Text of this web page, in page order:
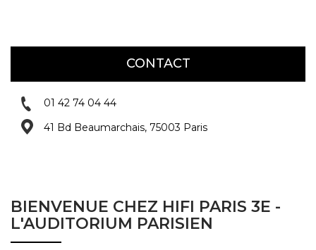
CONTACT
01 42 74 04 44
41 Bd Beaumarchais, 75003 Paris
BIENVENUE CHEZ HIFI PARIS 3E -
L'AUDITORIUM PARISIEN